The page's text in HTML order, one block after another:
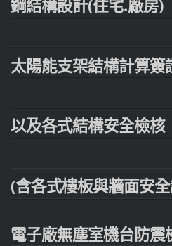
鋼結構設計(住宅.廠房)
太陽能支架結構計算簽
以及各式結構安全檢核
(含各式樓板與牆面安
電子廠無塵室機台防